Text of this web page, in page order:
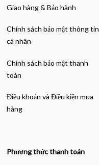
Giao hàng & Bảo hành
Chính sách bảo mật thông tin
cá nhân
Chính sách bảo mật thanh
toán
Điều khoản và Điều kiện mua
hàng
Phương thức thanh toán